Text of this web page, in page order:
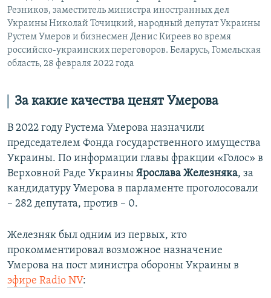
Резников, заместитель министра иностранных дел
Украины Николай Точицкий, народный депутат Украины
Рустем Умеров и бизнесмен Денис Киреев во время
российско-украинских переговоров. Беларусь, Гомельская
область, 28 февраля 2022 года
За какие качества ценят Умерова
В 2022 году Рустема Умерова назначили
председателем Фонда государственного имущества
Украины. По информации главы фракции «Голос» в
Верховной Раде Украины Ярослава Железняка, за
кандидатуру Умерова в парламенте проголосовали
– 282 депутата, против – 0.
Железняк был одним из первых, кто
прокомментировал возможное назначение
Умерова на пост министра обороны Украины в
эфире Radio NV: